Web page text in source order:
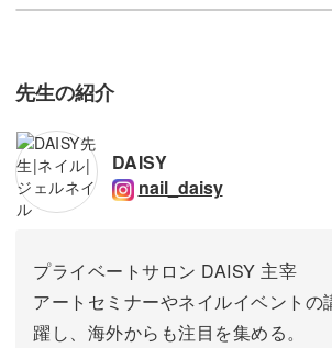
先生の紹介
DAISY
nail_daisy
プライベートサロン DAISY 主宰
アートセミナーやネイルイベントの
躍し、海外からも注目を集める。